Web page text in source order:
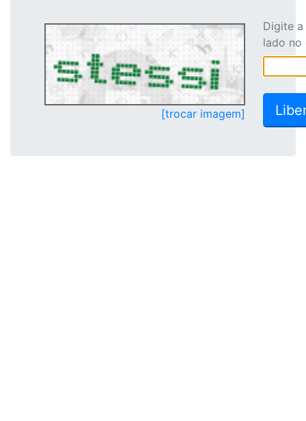
[trocar imagem]
Digite
lado no